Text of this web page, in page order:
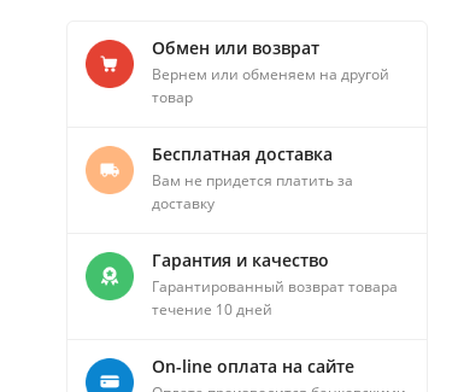
Обмен или возврат
Вернем или обменяем на другой
товар
Бесплатная доставка
Вам не придется платить за
доставку
Гарантия и качество
Гарантированный возврат товара
течение 10 дней
On-line оплата на сайте